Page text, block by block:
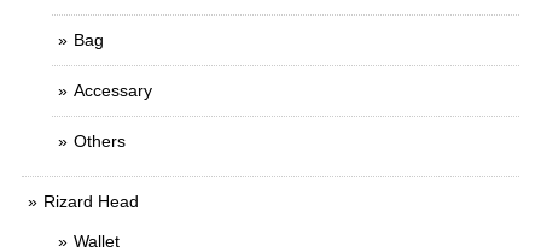
Bag
Accessary
Others
Rizard Head
Wallet